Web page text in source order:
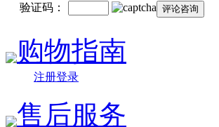
验证码：
购物指南
注册登录
售后服务